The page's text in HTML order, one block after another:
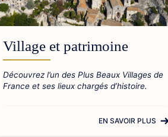
Village et patrimoine
Découvrez l’un des Plus Beaux Villages de
France et ses lieux chargés d’histoire.
EN SAVOIR PLUS